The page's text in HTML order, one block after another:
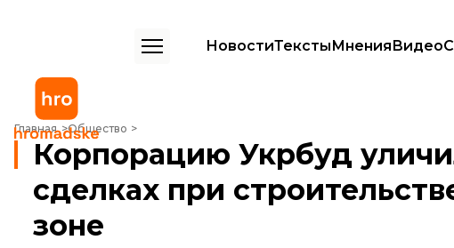
НовостиТекстыМненияВидео
Главная Общество
Корпорацию Укрбуд уличили в миллионных сделках при строительстве в
Корпорацию Укрбуд
сделках при
зоне